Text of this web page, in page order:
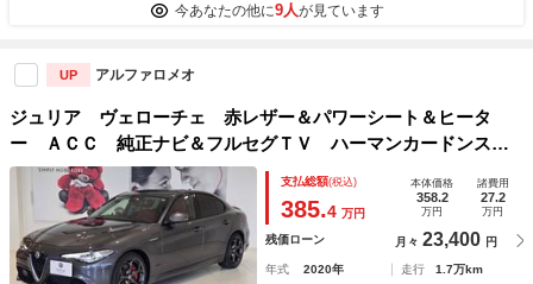
今あなたの他に9人が見ています
UP アルファロメオ
ジュリア ヴェローチェ 赤レザー＆パワーシート＆ヒータ
ー ＡＣＣ 純正ナビ＆フルセグＴＶ ハーマンカードンスピ
ーカー パドルシフト バックカメラ 前後パークセンサー
ドラレコ前後 ＥＴＣ 純正標準１９インチアルミ
支払総額(税込)
385.4 万円
本体価格
358.2
万円
諸費用
27.2
万円
残価ローン 月々 23,400 円
年式 2020年 走行
1.7万km